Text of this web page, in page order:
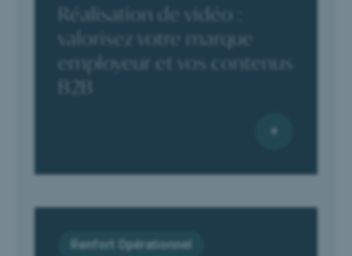
Réalisation de vidéo :
valorisez votre marque
employeur et vos contenus
Renfort Opérationnel